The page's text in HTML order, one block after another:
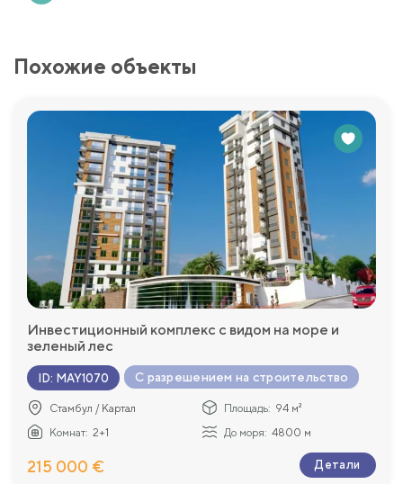
Похожие объекты
Инвестиционный комплекс с видом на море и
зеленый лес
ID: MAY1070 С разрешением на строительство
Стамбул / Картал Площадь: 94 м²
Комнат: 2+1 До моря: 4800 м
215 000 € Детали